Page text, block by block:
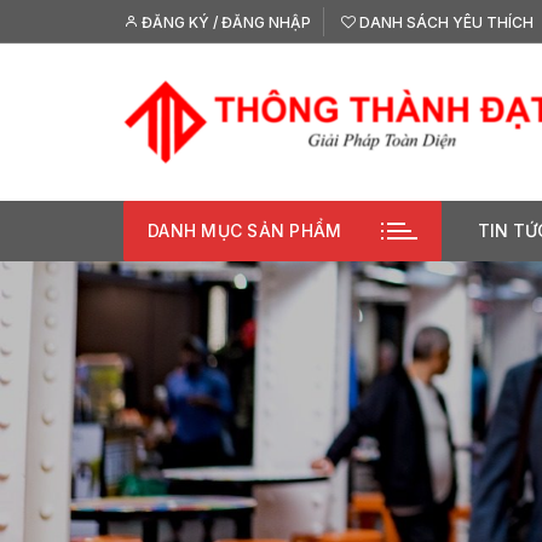
tới
ĐĂNG KÝ / ĐĂNG NHẬP DANH SÁCH YÊU THÍCH
DANH MỤC SẢN PHẨM TIN